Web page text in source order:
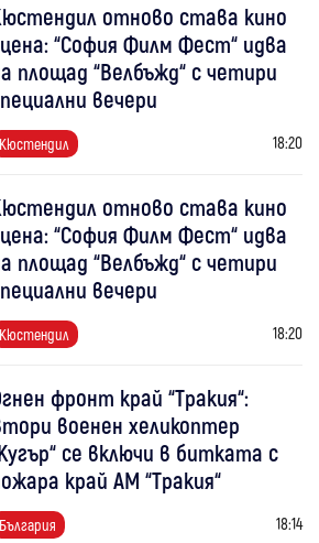
отново става кино
“София Филм Фест“ идва
площад “Велбъжд“ с четири
вечери
Кюстендил 18:20
отново става кино
“София Филм Фест“ идва
площад “Велбъжд“ с четири
вечери
Кюстендил 18:20
фронт край “Тракия“:
военен хеликоптер
се включи в битката с
край АМ “Тракия“
България 18:14